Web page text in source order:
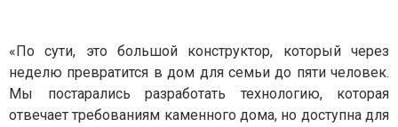
«По сути, это большой конструктор, который через
неделю превратится в дом для семьи до пяти человек.
Мы постарались разработать технологию, которая
отвечает требованиям каменного дома, но доступна для